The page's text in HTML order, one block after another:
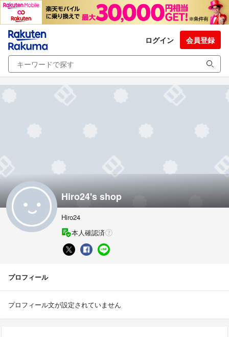
ログイン 会員登録
Hiro24's shop
Hiro24
本人確認済
プロフィール
プロフィール文が設定されていません